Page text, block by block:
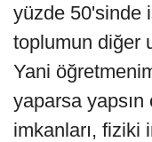
yüzde 50'sinde
toplumun diğer
Yani
yaparsa yapsın
imkanları, fiziki